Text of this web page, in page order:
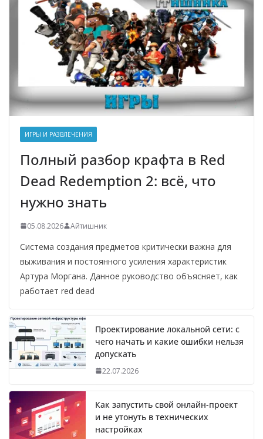
ИГРЫ И РАЗВЛЕЧЕНИЯ
Полный разбор крафта в Red
Dead Redemption 2: всё, что
нужно знать
05.08.2026 Айтишник
Система создания предметов критически важна для
выживания и постоянного усиления характеристик
Артура Моргана. Данное руководство объясняет, как
работает red dead
Проектирование локальной сети: с
чего начать и какие ошибки нельзя
допускать
22.07.2026
Как запустить свой онлайн-проект
и не утонуть в технических
настройках